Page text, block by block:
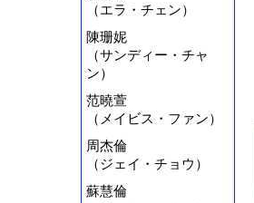
（エラ・チェン）
陳珊妮
（サンディー・チャ
ン）
范曉萱
（メイビス・ファン）
周杰倫
（ジェイ・チョウ）
蘇慧倫